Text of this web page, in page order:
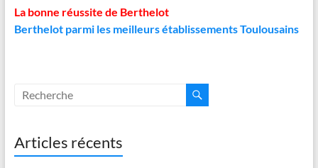
La bonne réussite de Berthelot
Berthelot parmi les meilleurs établissements Toulousains
Articles récents